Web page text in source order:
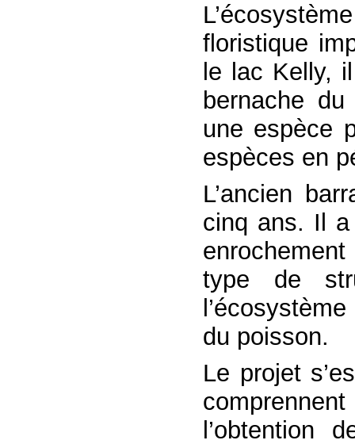
floristique
le lac Kelly,
bernache
une espèce
espèces en
L’ancien
cinq ans. Il
type de
du poisson.
Le projet
l’obtention